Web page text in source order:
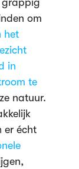
om
het
in
te
natuur.
er écht